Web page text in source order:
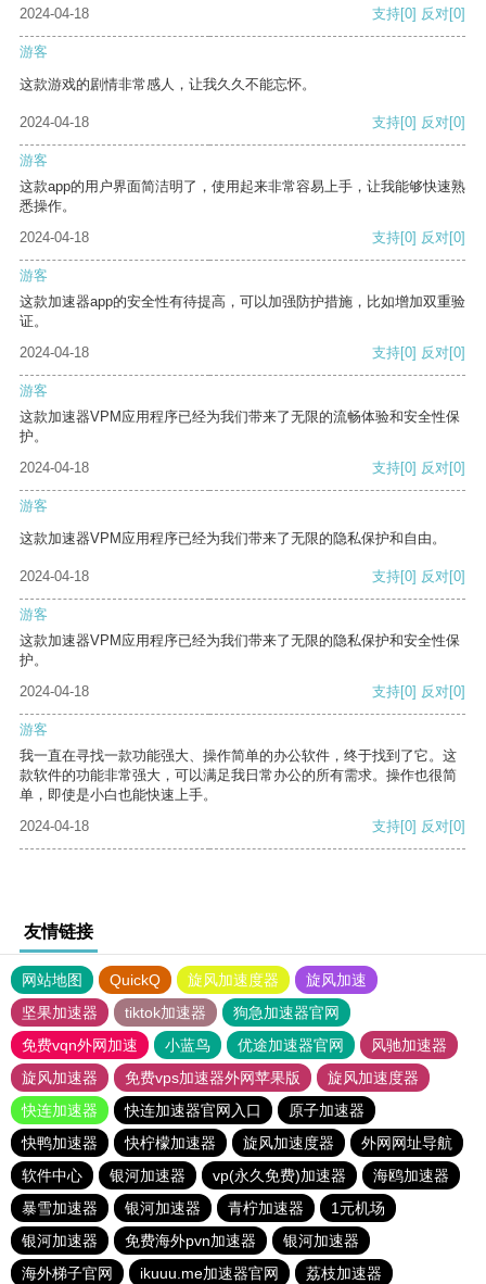
2024-04-18 支持[0] 反对[0]
游客
这款游戏的剧情非常感人，让我久久不能忘怀。
2024-04-18 支持[0] 反对[0]
游客
这款app的用户界面简洁明了，使用起来非常容易上手，让我能够快速熟
悉操作。
2024-04-18
支持[0] 反对[0]
游客
这款加速器app的安全性有待提高，可以加强防护措施，比如增加双重验
证。
2024-04-18
支持[0] 反对[0]
游客
这款加速器VPM应用程序已经为我们带来了无限的流畅体验和安全性保
护。
2024-04-18
支持[0] 反对[0]
游客
这款加速器VPM应用程序已经为我们带来了无限的隐私保护和自由。
2024-04-18 支持[0] 反对[0]
游客
这款加速器VPM应用程序已经为我们带来了无限的隐私保护和安全性保
护。
2024-04-18
支持[0] 反对[0]
游客
我一直在寻找一款功能强大、操作简单的办公软件，终于找到了它。这
款软件的功能非常强大，可以满足我日常办公的所有需求。操作也很简
单，即使是小白也能快速上手。
2024-04-18
支持[0] 反对[0]
友情链接
网站地图 QuickQ 旋风加速度器
旋风加速
坚果加速器
tiktok加速器
狗急加速器官网
免费vqn外网加速
小蓝鸟 优途加速器官网
风驰加速器
旋风加速器
免费vps加速器外网苹果版
旋风加速度器
快连加速器
快连加速器官网入口
原子加速器
快鸭加速器
快柠檬加速器 旋风加速度器
外网网址导航
软件中心
银河加速器 vp(永久免费)加速器
海鸥加速器
暴雪加速器
银河加速器 青柠加速器
1元机场
银河加速器
免费海外pvn加速器
银河加速器
海外梯子官网
ikuuu.me加速器官网 荔枝加速器